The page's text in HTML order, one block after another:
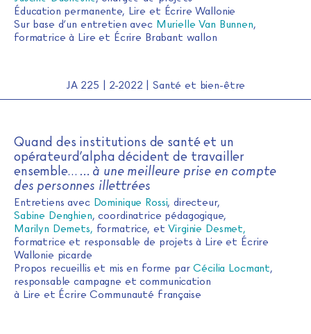
Éducation permanente, Lire et Écrire Wallonie
Sur base d’un entretien avec Murielle Van Bunnen,
formatrice à Lire et Écrire Brabant wallon
JA 225 | 2-2022 | Santé et bien-être
Quand des institutions de santé et un
opérateurd’alpha décident de travailler
ensemble… … à une meilleure prise en compte
des personnes illettrées
Entretiens avec Dominique Rossi, directeur,
Sabine Denghien, coordinatrice pédagogique,
Marilyn Demets, formatrice, etVirginie Desmet,
formatrice et responsable de projets à Lire et Écrire
Wallonie picarde
Propos recueillis et mis en forme parCécilia Locmant,
responsable campagne et communication
à Lire et Écrire Communauté française